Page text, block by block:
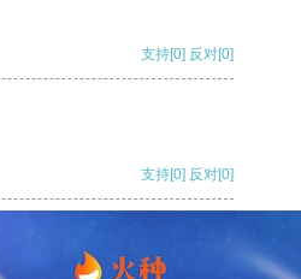
支持[0] 反对[0]
支持[0] 反对[0]